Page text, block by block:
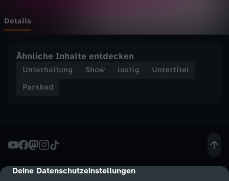
cmp-dialog-description
Deine Datenschutzeinstellungen
e
v
„
E
Details
Ähnliche Inhalte entdecken
Unterhaltung Show lustig
Untertitel
Parshad